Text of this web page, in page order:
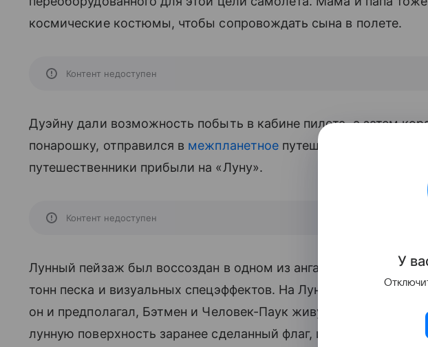
космические костюмы, чтобы сопровождать сына в полете.
Контент недоступен
Дуэйну дали возможность побыть в кабине пилота, а затем
понарошку, отправился в межпланетноепутешествие. Вскоре
путешественники прибыли на «Луну».
Контент недоступен
Лунный пейзаж был воссоздан в одном из ангаров аэропорта с
тонн песка и визуальных спецэффектов. На Луне Дуэйна
он и предполагал, Бэтмен и Человек-Паук живут именно там.
лунную поверхность заранее сделанный флаг, и вернулся на
У